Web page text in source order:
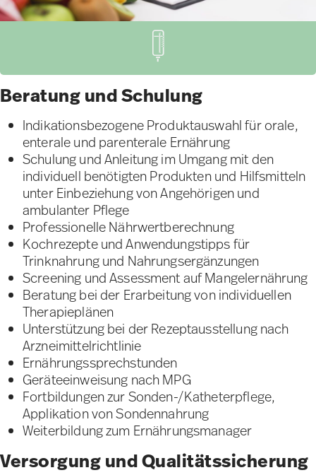
Beratung und Schulung​
Indikationsbezogene Produktauswahl für orale,
enterale und parenterale Ernährung
Schulung und Anleitung im Umgang mit den
individuell benötigten Produkten und Hilfsmitteln
unter Einbeziehung von Angehörigen und
ambulanter Pflege
Professionelle Nährwertberechnung
Kochrezepte und Anwendungstipps für
Trinknahrung und Nahrungsergänzungen
Screening und Assessment auf Mangelernährung
Beratung bei der Erarbeitung von individuellen
Therapieplänen
Unterstützung bei der Rezeptausstellung nach
Arzneimittelrichtlinie
Ernährungssprechstunden
Geräteeinweisung nach MPG
Fortbildungen zur Sonden-/Katheterpflege,
Applikation von Sondennahrung
Weiterbildung zum Ernährungsmanager
Versorgung und Qualitätssicherung